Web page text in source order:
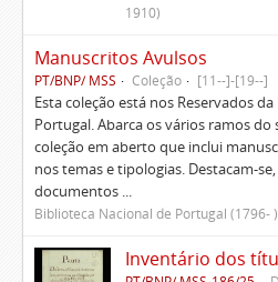
1910)
Manuscritos Avulsos
PT/BNP/ MSS Coleção [11--]-[19--]
Esta coleção está nos Reservados
Portugal. Abarca os vários ramos do
coleção em aberto que inclui
nos temas e tipologias. Destacam-
documentos ...
Biblioteca Nacional de Portugal (1796- )